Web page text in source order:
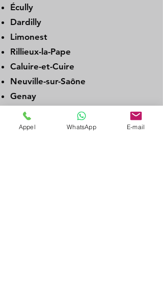
Écully
Dardilly
Limonest
Rillieux-la-Pape
Caluire-et-Cuire
Neuville-sur-Saône
Genay
Albigny-sur-Saône
Couzon-au-Mont-d’Or
Appel WhatsApp E-mail